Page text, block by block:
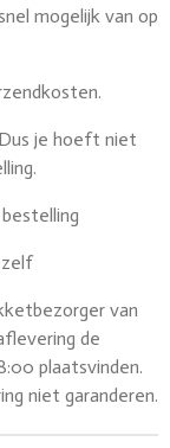
mogelijk van op
je hoeft niet
van
de
plaatsvinden.
niet garanderen.